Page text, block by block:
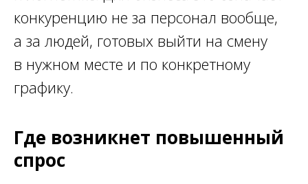
конкуренцию не за персонал вообще,
а за людей, готовых выйти на смену
в нужном месте и по конкретному
графику.
Где возникнет повышенный
спрос